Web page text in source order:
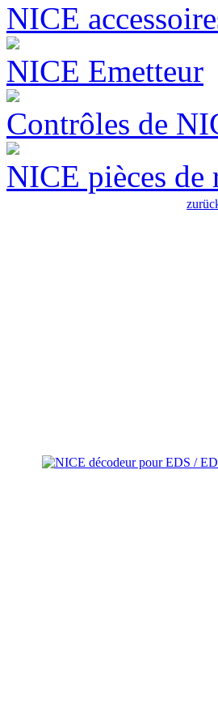
NICE
NICE Emetteur
Contrôles de
NICE pièces de